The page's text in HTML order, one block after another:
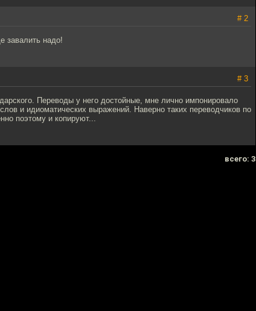
# 2
завалить надо!
# 3
Переводы у него достойные, мне лично импонировало
и идиоматических выражений. Наверно таких переводчиков по
поэтому и копируют...
всего: 3